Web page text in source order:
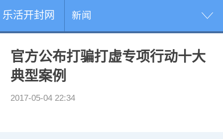
乐活开封网 新闻
官方公布打骗打虚专项行动十大
典型案例
2017-05-04 22:34